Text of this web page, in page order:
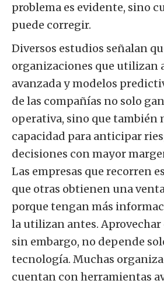
problema es evidente, sino
puede corregir.
Diversos estudios señalan
organizaciones que utilizan
avanzada y modelos
de las compañías no solo
operativa, sino que también
capacidad para anticipar
decisiones con mayor
Las empresas que recorren
que otras obtienen una
porque tengan más
la utilizan antes. Aprovechar
sin embargo, no depende
tecnología. Muchas
cuentan con herramientas